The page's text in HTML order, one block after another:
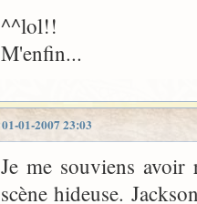
^^lol!!
M'enfin...
01-01-2007 23:03
Je me souviens avoir
scène hideuse.